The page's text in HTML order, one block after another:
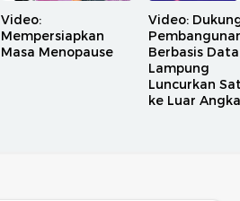
Video:
Mempersiapkan
Masa Menopause
Video:
Berbasis
Lampung
Luncurkan
ke Luar